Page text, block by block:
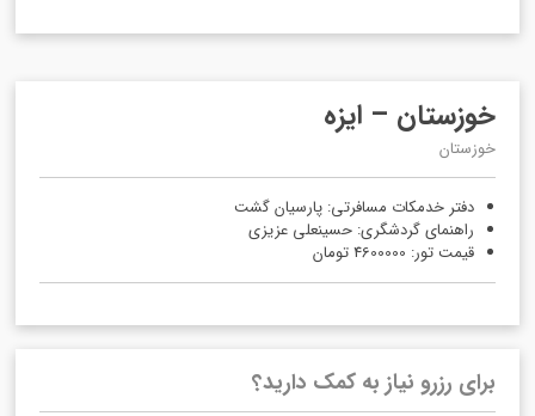
خوزستان – ایزه
خوزستان
دفتر خدمکات مسافرتی: پارسیان گشت
راهنمای گردشگری: حسینعلی عزیزی
قیمت تور: 4600000 تومان
برای رزرو نیاز به کمک دارید؟